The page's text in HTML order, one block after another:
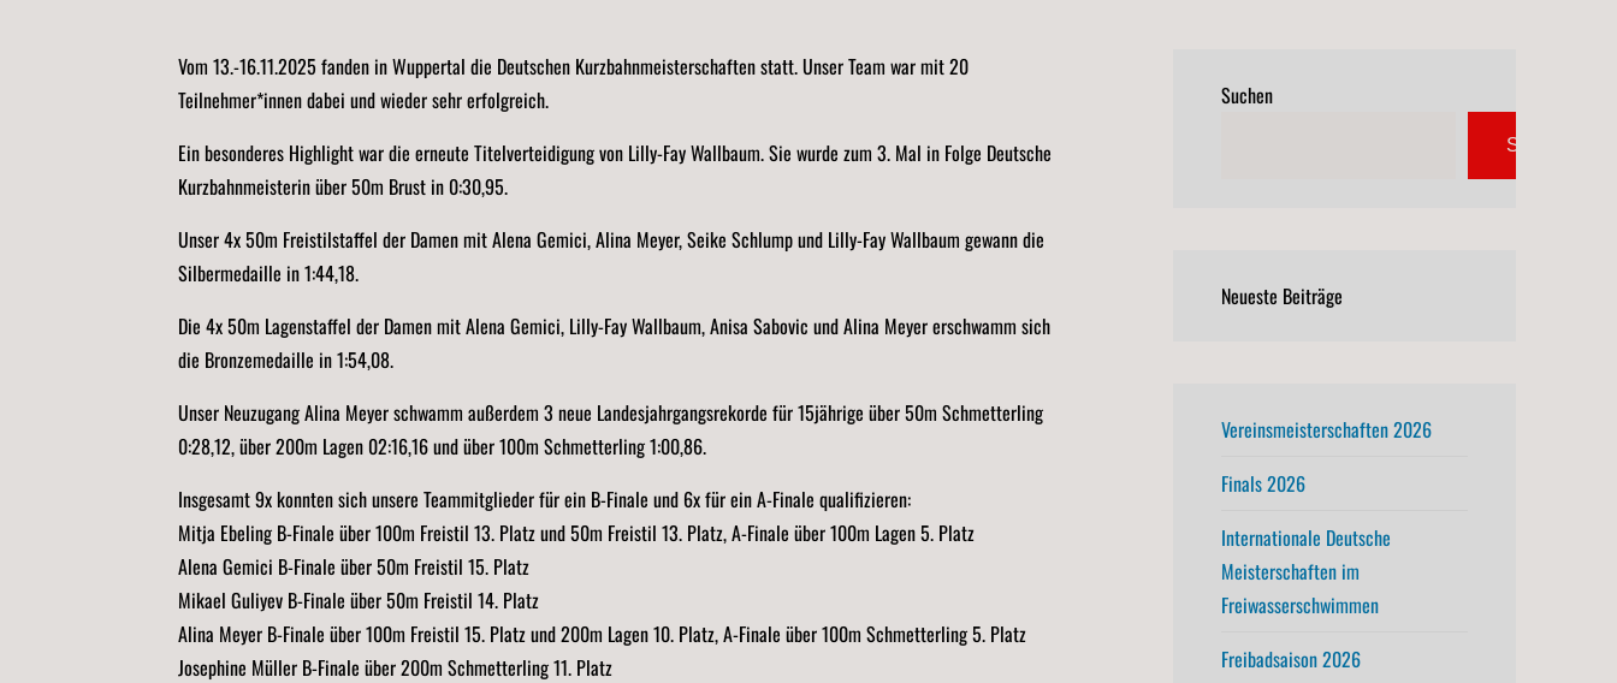
Vom 13.-16.11.2025 fanden in Wuppertal die Deutschen Kurzbahnmeisterschaften statt. Unser Team war mit 20
Teilnehmer*innen dabei und wieder sehr erfolgreich.
Ein besonderes Highlight war die erneute Titelverteidigung von Lilly-Fay Wallbaum. Sie wurde zum 3. Mal in Folge Deutsche
Kurzbahnmeisterin über 50m Brust in 0:30,95.
Unser 4x 50m Freistilstaffel der Damen mit Alena Gemici, Alina Meyer, Seike Schlump und Lilly-Fay Wallbaum gewann die
Silbermedaille in 1:44,18.
Die 4x 50m Lagenstaffel der Damen mit Alena Gemici, Lilly-Fay Wallbaum, Anisa Sabovic und Alina Meyer erschwamm sich
die Bronzemedaille in 1:54,08.
Unser Neuzugang Alina Meyer schwamm außerdem 3 neue Landesjahrgangsrekorde für 15jährige über 50m Schmetterling
0:28,12, über 200m Lagen 02:16,16 und über 100m Schmetterling 1:00,86.
Insgesamt 9x konnten sich unsere Teammitglieder für ein B-Finale und 6x für ein A-Finale qualifizieren:
Mitja Ebeling B-Finale über 100m Freistil 13. Platz und 50m Freistil 13. Platz, A-Finale über 100m Lagen 5. Platz
Alena Gemici B-Finale über 50m Freistil 15. Platz
Mikael Guliyev B-Finale über 50m Freistil 14. Platz
Alina Meyer B-Finale über 100m Freistil 15. Platz und 200m Lagen 10. Platz, A-Finale über 100m Schmetterling 5. Platz
Josephine Müller B-Finale über 200m Schmetterling 11. Platz
Suchen
Suchen
Neueste Beiträge
Vereinsmeisterschaften 2026
Finals 2026
Internationale Deutsche
Meisterschaften im
Freiwasserschwimmen
Freibadsaison 2026